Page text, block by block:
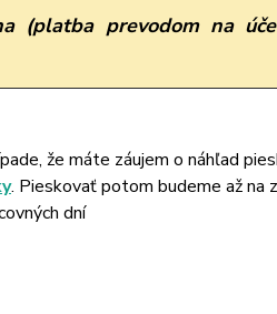
(platba prevodom na
že máte záujem o náhľad
. Pieskovať potom budeme až na
dní